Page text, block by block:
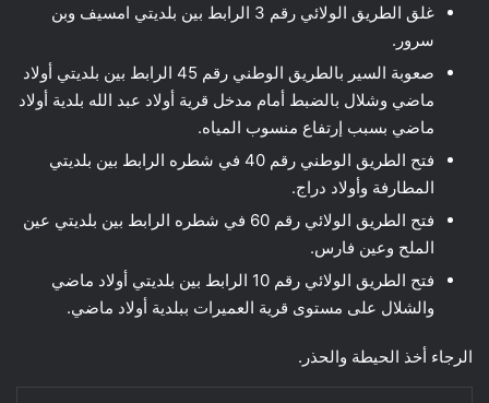
غلق الطريق الولائي رقم 3 الرابط بين بلديتي امسيف وبن
سرور.
صعوبة السير بالطريق الوطني رقم 45 الرابط بين بلديتي أولاد
ماضي وشلال بالضبط أمام مدخل قرية أولاد عبد الله بلدية أولاد
ماضي بسبب إرتفاع منسوب المياه.
فتح الطريق الوطني رقم 40 في شطره الرابط بين بلديتي
المطارفة وأولاد دراج.
فتح الطريق الولائي رقم 60 في شطره الرابط بين بلديتي عين
الملح وعين فارس.
فتح الطريق الولائي رقم 10 الرابط بين بلديتي أولاد ماضي
والشلال على مستوى قرية العميرات ببلدية أولاد ماضي.
الرجاء أخذ الحيطة والحذر.